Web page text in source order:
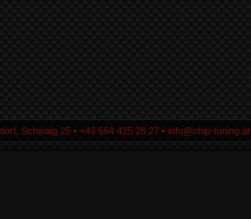
Schwaig 25 ▪ +43 664 425 28 27 ▪ info@chip-tuning.at